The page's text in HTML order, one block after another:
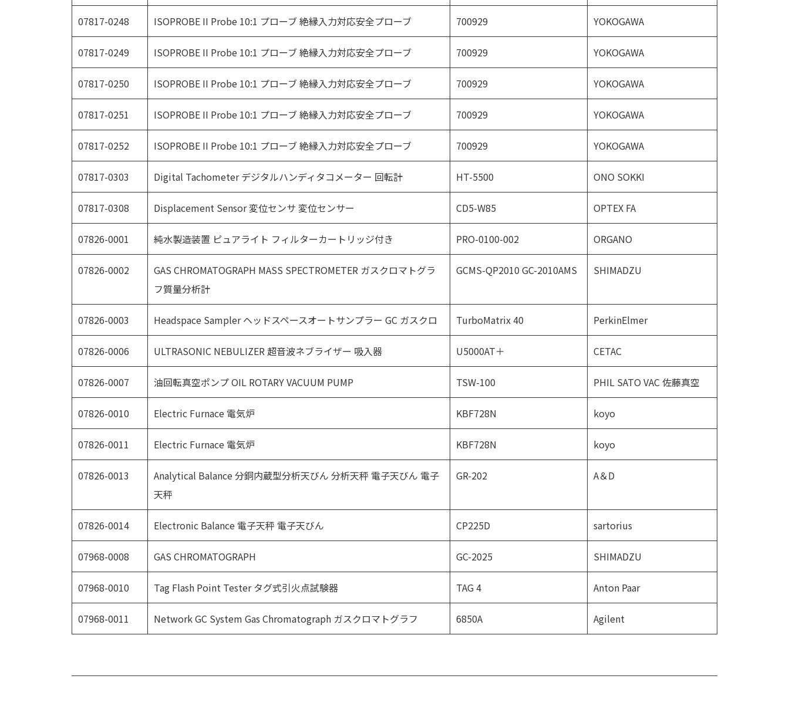
07817-0248 ISOPROBE II Probe 10:1 プローブ 絶縁入力対応安全プローブ 700929 YOKOGAWA
07817-0249 ISOPROBE II Probe 10:1 プローブ 絶縁入力対応安全プローブ 700929 YOKOGAWA
07817-0250 ISOPROBE II Probe 10:1 プローブ 絶縁入力対応安全プローブ 700929 YOKOGAWA
07817-0251 ISOPROBE II Probe 10:1 プローブ 絶縁入力対応安全プローブ 700929 YOKOGAWA
07817-0252 ISOPROBE II Probe 10:1 プローブ 絶縁入力対応安全プローブ 700929 YOKOGAWA
07817-0303 Digital Tachometer デジタルハンディタコメーター 回転計 HT-5500 ONO SOKKI
07817-0308 Displacement Sensor 変位センサ 変位センサー CD5-W85 OPTEX FA
07826-0001 純水製造装置 ピュアライト フィルターカートリッジ付き PRO-0100-002 ORGANO
07826-0002
GAS CHROMATOGRAPH MASS SPECTROMETER ガスクロマトグラ
フ質量分析計
GCMS-QP2010 GC-2010AMS SHIMADZU
07826-0003 Headspace Sampler ヘッドスペースオートサンプラー GC ガスクロ TurboMatrix 40 PerkinElmer
07826-0006 ULTRASONIC NEBULIZER 超音波ネブライザー 吸入器 U5000AT＋ CETAC
07826-0007 油回転真空ポンプ OIL ROTARY VACUUM PUMP TSW-100 PHIL SATO VAC 佐藤真空
07826-0010 Electric Furnace 電気炉 KBF728N koyo
07826-0011 Electric Furnace 電気炉 KBF728N koyo
07826-0013
Analytical Balance 分銅内蔵型分析天びん 分析天秤 電子天びん 電子
天秤
GR-202 A＆D
07826-0014 Electronic Balance 電子天秤 電子天びん CP225D sartorius
07968-0008 GAS CHROMATOGRAPH GC-2025 SHIMADZU
07968-0010 Tag Flash Point Tester タグ式引火点試験器 TAG 4 Anton Paar
07968-0011 Network GC System Gas Chromatograph ガスクロマトグラフ 6850A Agilent